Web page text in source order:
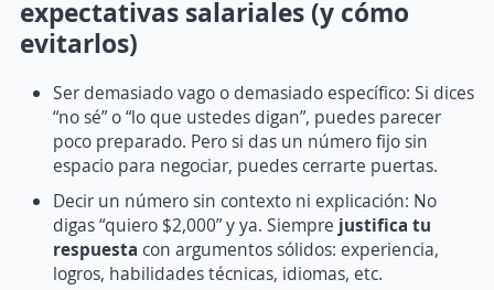
expectativas salariales (y cómo
evitarlos)
Ser demasiado vago o demasiado específico: Si dices
“no sé” o “lo que ustedes digan”, puedes parecer
poco preparado. Pero si das un número fijo sin
espacio para negociar, puedes cerrarte puertas.
Decir un número sin contexto ni explicación: No
digas “quiero $2,000” y ya. Siempre justifica tu
respuesta con argumentos sólidos: experiencia,
logros, habilidades técnicas, idiomas, etc.